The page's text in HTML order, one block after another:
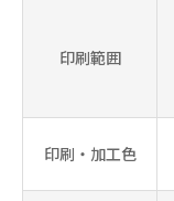
印刷範囲
印刷・加工色